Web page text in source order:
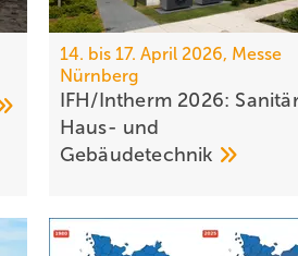
14. bis 17. April 2026, Messe
Nürnberg
IFH/Intherm 2026:
Haus- und
Ge­bäu­de­tech­nik